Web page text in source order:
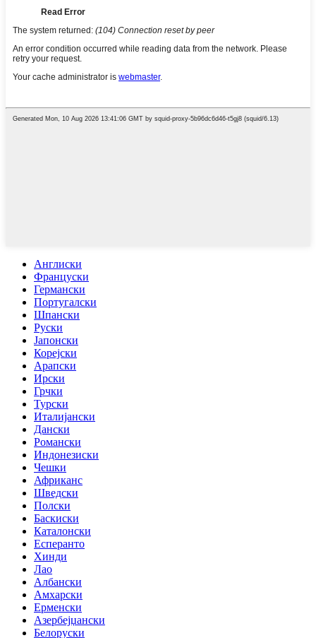
Англиски
Француски
Германски
Португалски
Шпански
Руски
Јапонски
Корејски
Арапски
Ирски
Грчки
Турски
Италијански
Дански
Романски
Индонезиски
Чешки
Африканс
Шведски
Полски
Баскиски
Каталонски
Есперанто
Хинди
Лао
Албански
Амхарски
Ерменски
Азербејџански
Белоруски